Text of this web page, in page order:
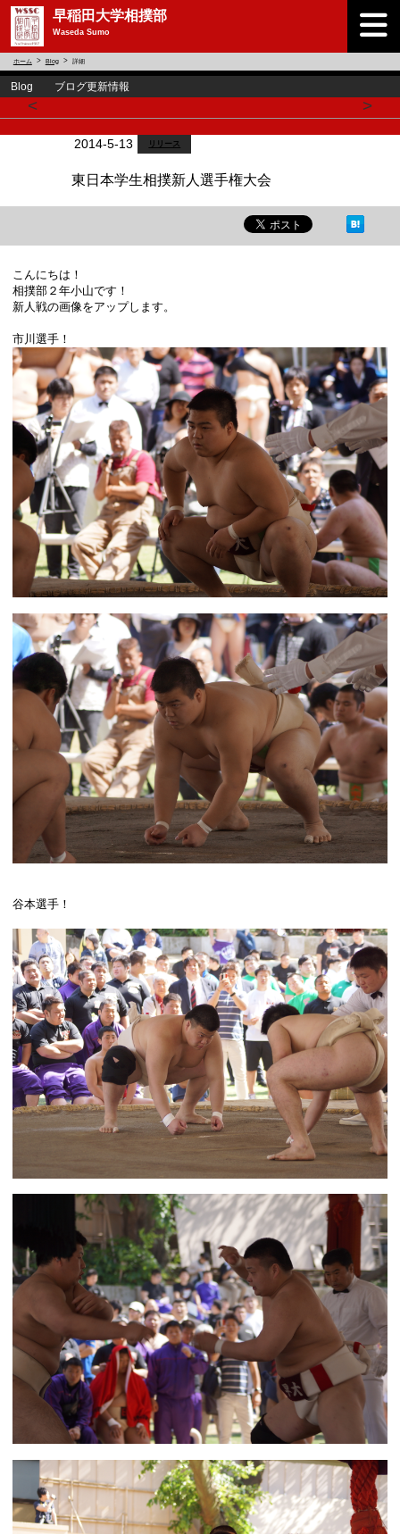
早稲田大学相撲部
Waseda Sumo
ホーム Blog 詳細
Blog ブログ更新情報
< >
2014-5-13 リリース
東日本学生相撲新人選手権大会
こんにちは！
相撲部２年小山です！
新人戦の画像をアップします。
市川選手！
谷本選手！